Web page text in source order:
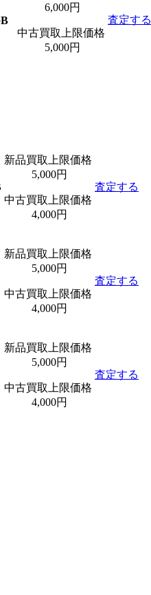
6,000円
中古買取上限価格
5,000円
査定する
新品買取上限価格
5,000円
中古買取上限価格
4,000円
査定する
新品買取上限価格
5,000円
中古買取上限価格
4,000円
査定する
新品買取上限価格
5,000円
中古買取上限価格
4,000円
査定する